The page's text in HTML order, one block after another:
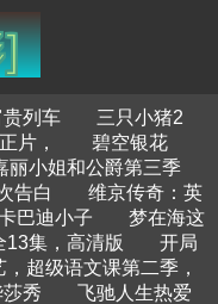
贵列车
三只小猪2
片，
碧空银花
丽小姐和公爵第三季
告白
维京传奇：英
巴迪小子
梦在海这
13集，高清版
开局
，超级语文课第二季，
秀
飞驰人生热爱